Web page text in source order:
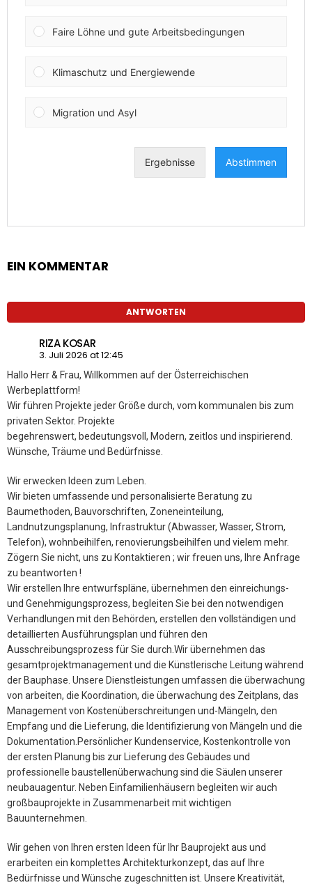
EIN KOMMENTAR
ANTWORTEN
RIZA KOSAR
3. Juli 2026 at 12:45
Hallo Herr & Frau, Willkommen auf der Österreichischen
Werbeplattform!
Wir führen Projekte jeder Größe durch, vom kommunalen bis zum
privaten Sektor. Projekte
begehrenswert, bedeutungsvoll, Modern, zeitlos und inspirierend.
Wünsche, Träume und Bedürfnisse.
Wir erwecken Ideen zum Leben.
Wir bieten umfassende und personalisierte Beratung zu
Baumethoden, Bauvorschriften, Zoneneinteilung,
Landnutzungsplanung, Infrastruktur (Abwasser, Wasser, Strom,
Telefon), wohnbeihilfen, renovierungsbeihilfen und vielem mehr.
Zögern Sie nicht, uns zu Kontaktieren ; wir freuen uns, Ihre Anfrage
zu beantworten !
Wir erstellen Ihre entwurfspläne, übernehmen den einreichungs-
und Genehmigungsprozess, begleiten Sie bei den notwendigen
Verhandlungen mit den Behörden, erstellen den vollständigen und
detaillierten Ausführungsplan und führen den
Ausschreibungsprozess für Sie durch.Wir übernehmen das
gesamtprojektmanagement und die Künstlerische Leitung während
der Bauphase. Unsere Dienstleistungen umfassen die überwachung
von arbeiten, die Koordination, die überwachung des Zeitplans, das
Management von Kostenüberschreitungen und-Mängeln, den
Empfang und die Lieferung, die Identifizierung von Mängeln und die
Dokumentation.Persönlicher Kundenservice, Kostenkontrolle von
der ersten Planung bis zur Lieferung des Gebäudes und
professionelle baustellenüberwachung sind die Säulen unserer
neubauagentur. Neben Einfamilienhäusern begleiten wir auch
großbauprojekte in Zusammenarbeit mit wichtigen
Bauunternehmen.
Wir gehen von Ihren ersten Ideen für Ihr Bauprojekt aus und
erarbeiten ein komplettes Architekturkonzept, das auf Ihre
Bedürfnisse und Wünsche zugeschnitten ist. Unsere Kreativität,